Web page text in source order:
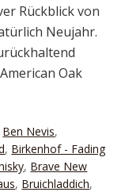
Rückblick von
Neujahr.
Oak
Ben Nevis,
, Birkenhof - Fading
, Brave New
, Bruichladdich,